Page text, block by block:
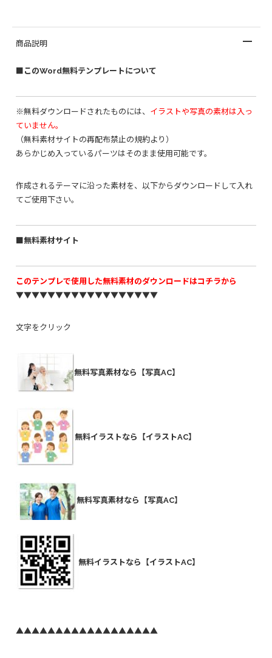
商品説明
■このWord無料テンプレートについて
※無料ダウンロードされたものには、 イラストや写真の素材は入っ
ていません。
（無料素材サイトの再配布禁止の規約より）
あらかじめ入っているパーツはそのまま使用可能です。
作成されるテーマに沿った素材を、以下からダウンロードして入れ
てご使用下さい。
■無料素材サイト
このテンプレで使用した無料素材のダウンロードはコチラから
▼▼▼▼▼▼▼▼▼▼▼▼▼▼▼▼▼▼
文字をクリック
無料写真素材なら【写真AC】
無料イラストなら【イラストAC】
無料写真素材なら【写真AC】
無料イラストなら【イラストAC】
▲▲▲▲▲▲▲▲▲▲▲▲▲▲▲▲▲▲